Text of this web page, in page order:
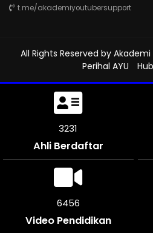
t.me/akademiyoutubersupport
All Rights Reserved by
Perihal AYU
3618
Ahli Berdaftar
7230
Video Pendidikan